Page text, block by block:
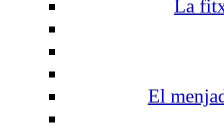
La
El